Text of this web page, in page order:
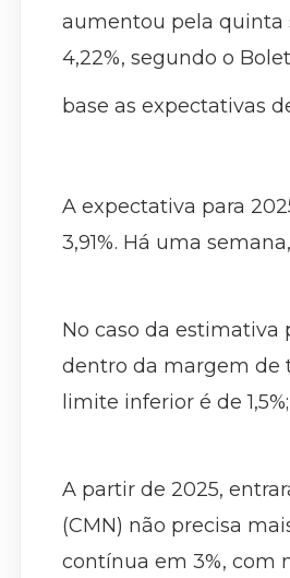
aumentou pela quinta
4,22%, segundo o
base as expectativas
A expectativa para
3,91%. Há uma
No caso da estimativa
dentro da margem de
limite inferior é de
A partir de 2025,
(CMN) não precisa
contínua em 3%, com